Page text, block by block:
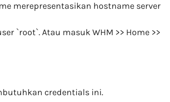
merepresentasikan hostname server
`root`. Atau masuk WHM >> Home >>
credentials ini.